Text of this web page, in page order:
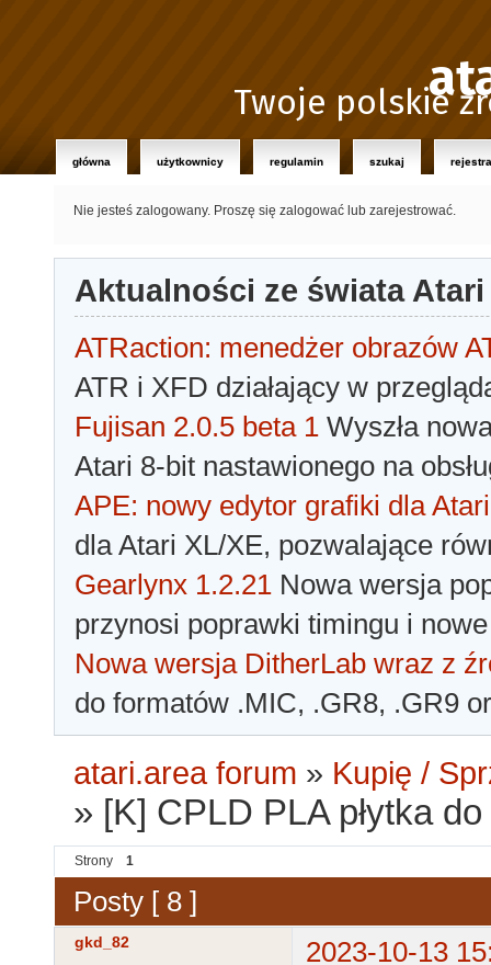
Twoje polskie
główna użytkownicy regulamin szukaj
Nie jesteś zalogowany. Proszę się zalogować lub zarejestrować.
Aktualności ze świata Atari
ATRaction: menedżer obrazów
ATR i XFD działający w
Fujisan 2.0.5 beta 1 Wyszła
Atari 8-bit nastawionego na
APE: nowy edytor grafiki dla Atari
dla Atari XL/XE, pozwalające
Gearlynx 1.2.21 Nowa wersja
przynosi poprawki timingu i
Nowa wersja DitherLab wraz z
do formatów .MIC, .GR8, .GR9
atari.area forum » Kupię /
» [K] CPLD PLA płytka
Strony 1
Posty [ 8 ]
gkd_82
2023-10-13